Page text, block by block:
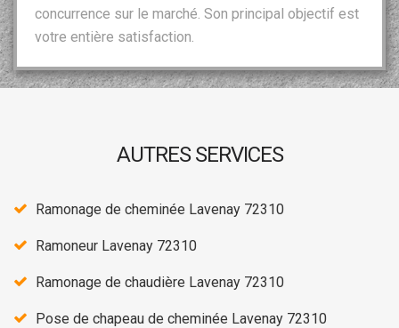
concurrence sur le marché. Son principal objectif est
votre entière satisfaction.
AUTRES SERVICES
Ramonage de cheminée Lavenay 72310
Ramoneur Lavenay 72310
Ramonage de chaudière Lavenay 72310
Pose de chapeau de cheminée Lavenay 72310